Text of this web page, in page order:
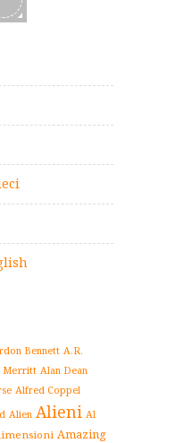
Bennett A.R.
Merritt Alan Dean
Alfred Coppel
Alien Alieni Al
Amazing